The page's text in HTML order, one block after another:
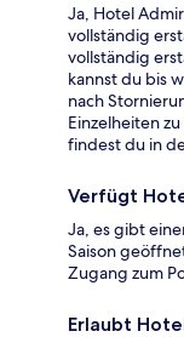
Ja, Hotel
vollständig
vollständig
kannst du bis
nach
Einzelheiten
findest du in
Verfügt
Ja, es gibt
Saison
Zugang zum
Erlaubt